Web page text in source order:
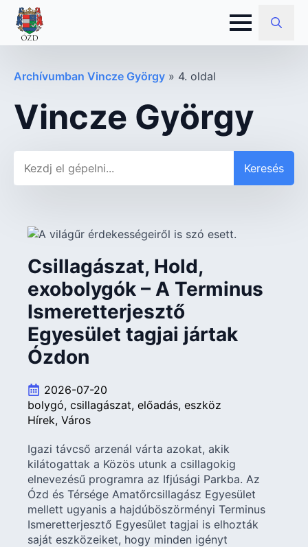
Search
Archívumban Vincze György » 4. oldal
Vincze György
Keresés
Csillagászat, Hold,
exobolygók – A Terminus
Ismeretterjesztő
Egyesület tagjai jártak
Ózdon
2026-07-20
bolygó csillagászat előadás eszköz
Hírek Város
Igazi távcső arzenál várta azokat, akik
kilátogattak a Közös utunk a csillagokig
elnevezésű programra az Ifjúsági Parkba. Az
Ózd és Térsége Amatőrcsillagász Egyesület
mellett ugyanis a hajdúböszörményi Terminus
Ismeretterjesztő Egyesület tagjai is elhozták
saját eszközeiket, hogy minden igényt